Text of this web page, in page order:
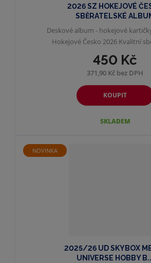
2026 SZ HOKEJOVÉ
SBĚRATELSKÉ
450 Kč
371,90 Kč bez DPH
KOUPIT
SKLADEM
Deskové album - hokejové
Hokejové Česko 2026 Kvalitní
NOVINKA
2025/26 UD SKYBOX
UNIVERSE HOBBY